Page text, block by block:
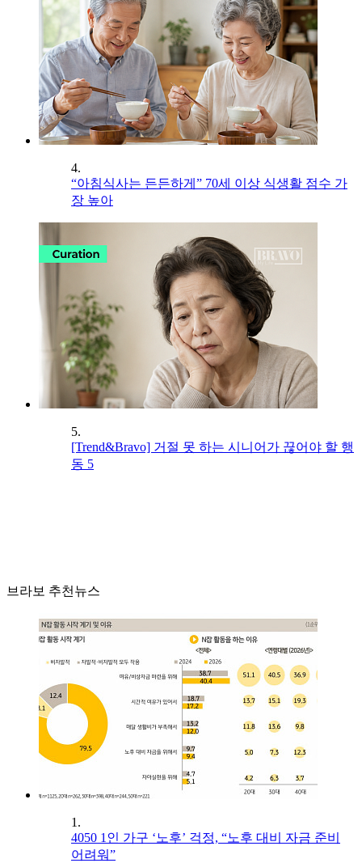
4.
“아침식사는 든든하게” 70세 이상 식생활 점수 가
장 높아
5.
[Trend&Bravo] 거절 못 하는 시니어가 끊어야 할 행
동 5
브라보 추천뉴스
1.
4050 1인 가구 ‘노후’ 걱정, “노후 대비 자금 준비
어려워”